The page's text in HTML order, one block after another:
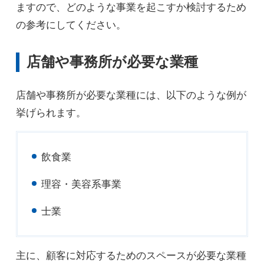
ますので、どのような事業を起こすか検討するため
の参考にしてください。
店舗や事務所が必要な業種
店舗や事務所が必要な業種には、以下のような例が
挙げられます。
飲食業
理容・美容系事業
士業
主に、顧客に対応するためのスペースが必要な業種